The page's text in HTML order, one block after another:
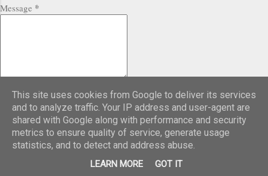
Message *
Fourni par Blogger
This site uses cookies from Google to deliver its services
and to analyze traffic. Your IP address and user-agent are
shared with Google along with performance and security
metrics to ensure quality of service, generate usage
statistics, and to detect and address abuse.
LEARN MORE GOT IT